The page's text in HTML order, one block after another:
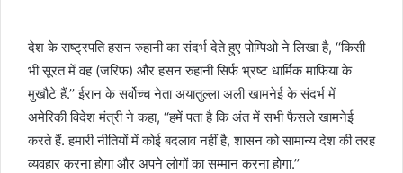
देश के राष्ट्रपति हसन रुहानी का संदर्भ देते हुए पोम्पिओ ने लिखा है, ‘‘किसी
भी सूरत में वह (जरिफ) और हसन रुहानी सिर्फ भ्रष्ट धार्मिक माफिया के
मुखौटे हैं.’’ ईरान के सर्वोच्च नेता अयातुल्ला अली खामनेई के संदर्भ में
अमेरिकी विदेश मंत्री ने कहा, ‘‘हमें पता है कि अंत में सभी फैसले खामनेई
करते हैं. हमारी नीतियों में कोई बदलाव नहीं है, शासन को सामान्य देश की तरह
व्यवहार करना होगा और अपने लोगों का सम्मान करना होगा.’’